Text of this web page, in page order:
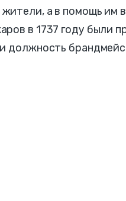
а в помощь им
в 1737 году были
должность